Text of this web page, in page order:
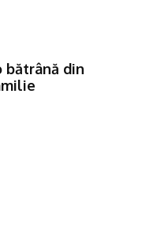
bătrână din